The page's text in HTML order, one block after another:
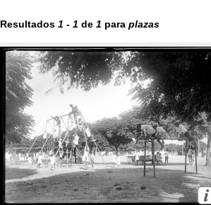
Resultados 1 - 1 de 1 para plazas